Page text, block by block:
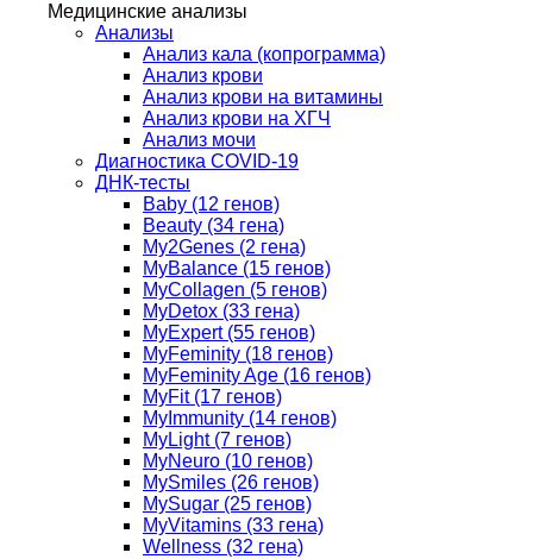
Медицинские анализы
Анализы
Анализ кала (копрограмма)
Анализ крови
Анализ крови на витамины
Анализ крови на ХГЧ
Анализ мочи
Диагностика COVID-19
ДНК-тесты
Baby (12 генов)
Beauty (34 гена)
My2Genes (2 гена)
MyBalance (15 генов)
MyCollagen (5 генов)
MyDetox (33 гена)
MyExpert (55 генов)
MyFeminity (18 генов)
MyFeminity Age (16 генов)
MyFit (17 генов)
MyImmunity (14 генов)
MyLight (7 генов)
MyNeuro (10 генов)
MySmiles (26 генов)
MySugar (25 генов)
MyVitamins (33 гена)
Wellness (32 гена)